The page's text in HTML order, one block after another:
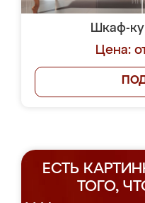
Шкаф-
Цена:
ЕСТЬ
ТОГО,